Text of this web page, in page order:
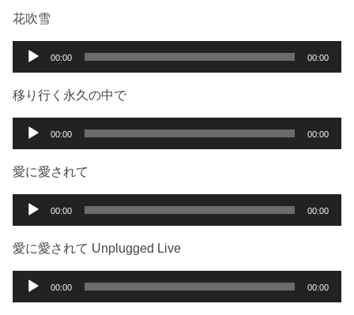
ー
プ
ー
花吹雪
プ
ー
00:00 00:00
移り行く永久の中で
プ
ー
00:00 00:00
愛に愛されて
プ
00:00 00:00
愛に愛されて Unplugged Live
00:00 00:00